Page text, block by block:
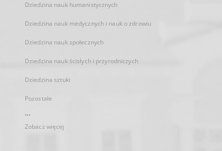
Dziedzina nauk humanistycznych
Dziedzina nauk medycznych i nauk o zdrowiu
Dziedzina nauk społecznych
Dziedzina nauk ścisłych i przyrodniczych
Dziedzina sztuki
Pozostałe
...
Zobacz więcej